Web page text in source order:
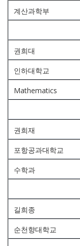
계산과학부
권희대
인하대학교
Mathematics
권희재
포항공과대학교
수학과
길희종
순천향대학교